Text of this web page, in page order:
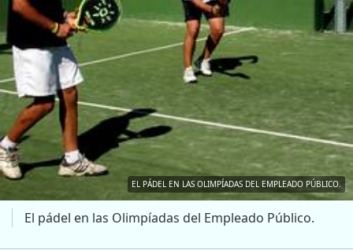
EL PÁDEL EN LAS OLIMPÍADAS DEL EMPLEADO PÚBLICO.
El pádel en las Olimpíadas del Empleado Público.